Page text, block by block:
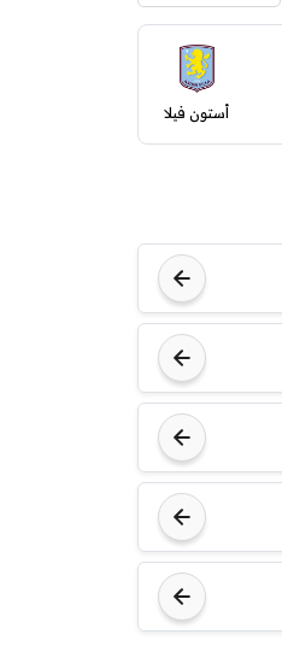
أستون فيلا